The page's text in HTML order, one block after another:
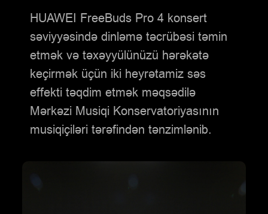
HUAWEI FreeBuds Pro 4 konsert
səviyyəsində dinləmə təcrübəsi təmin
etmək və təxəyyülünüzü hərəkətə
keçirmək üçün iki heyrətamiz səs
effekti təqdim etmək məqsədilə
Mərkəzi Musiqi Konservatoriyasının
musiqiçiləri tərəfindən tənzimlənib.